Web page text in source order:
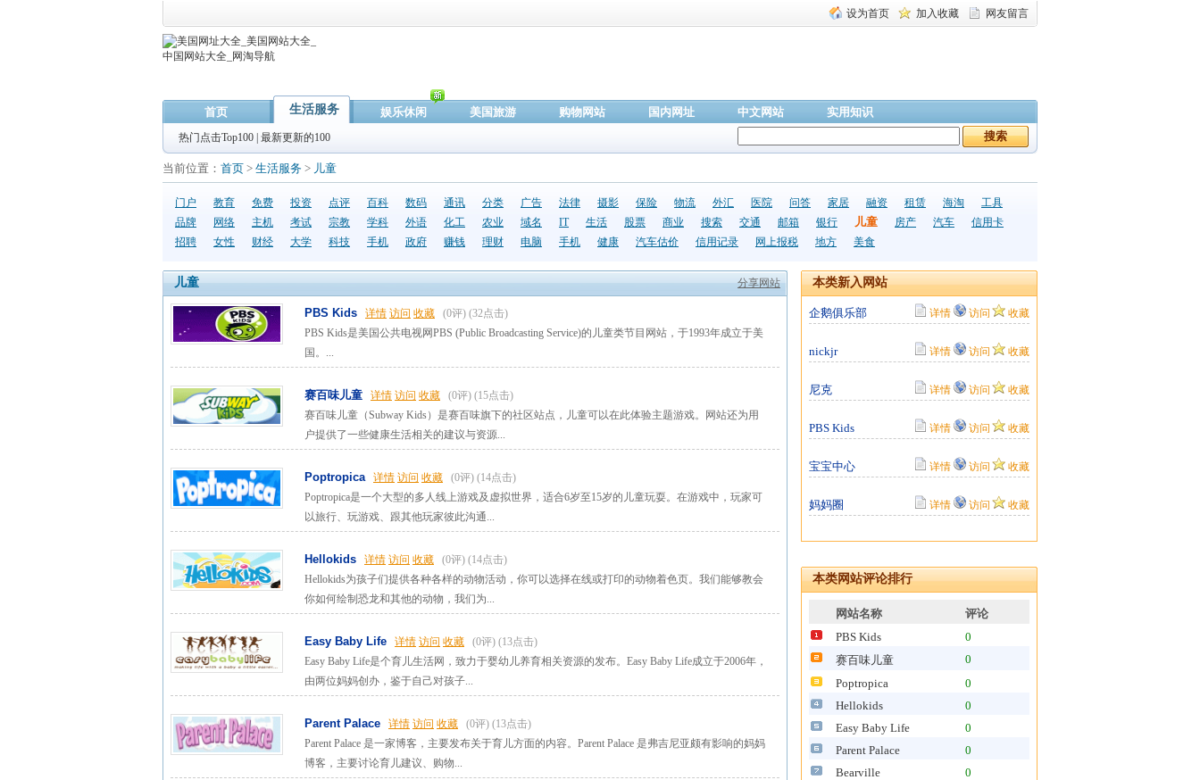
设为首页 加入收藏 网友留言
首页 生活服务 娱乐休闲 美国旅游 购物网站 国内网址 中文网站 实用知识
热门点击Top100 最新更新的100
当前位置： 首页 > 生活服务 > 儿童
门户 教育 免费 投资 点评 百科 数码 通讯 分类 广告 法律 摄影 保险 物流 外汇 医院 问答 家居 融资 租赁 海淘
工具
品牌
网络 主机 考试 宗教 学科 外语 化工 农业 域名 IT 生活 股票 商业 搜索 交通 邮箱 银行 儿童 房产 汽车
信用卡
招聘
女性 财经 大学 科技 手机 政府 赚钱 理财 电脑 手机 健康 汽车估价 信用记录 网上报税 地方 美食
儿童 分享网站
PBS Kids 详情 访问 收藏 (0评) (32点击)
PBS Kids是美国公共电视网PBS (Public Broadcasting Service)的儿童类节目网站，于1993年成立于美
国。...
赛百味儿童 详情 访问 收藏 (0评) (15点击)
赛百味儿童（Subway Kids）是赛百味旗下的社区站点，儿童可以在此体验主题游戏。网站还为用
户提供了一些健康生活相关的建议与资源...
Poptropica 详情 访问 收藏 (0评) (14点击)
Poptropica是一个大型的多人线上游戏及虚拟世界，适合6岁至15岁的儿童玩耍。在游戏中，玩家可
以旅行、玩游戏、跟其他玩家彼此沟通...
Hellokids 详情 访问 收藏 (0评) (14点击)
Hellokids为孩子们提供各种各样的动物活动，你可以选择在线或打印的动物着色页。我们能够教会
你如何绘制恐龙和其他的动物，我们为...
Easy Baby Life 详情 访问 收藏 (0评) (13点击)
Easy Baby Life是个育儿生活网，致力于婴幼儿养育相关资源的发布。Easy Baby Life成立于2006年，
由两位妈妈创办，鉴于自己对孩子...
Parent Palace 详情 访问 收藏 (0评) (13点击)
Parent Palace 是一家博客，主要发布关于育儿方面的内容。Parent Palace 是弗吉尼亚颇有影响的妈妈
博客，主要讨论育儿建议、购物...
本类新入网站
企鹅俱乐部 详情 访问 收藏
nickjr 详情 访问 收藏
尼克 详情 访问 收藏
PBS Kids 详情 访问 收藏
宝宝中心 详情 访问 收藏
妈妈圈 详情 访问 收藏
本类网站评论排行
网站名称
评论
PBS Kids
0
赛百味儿童
0
Poptropica
0
Hellokids
0
Easy Baby Life
0
Parent Palace
0
Bearville
0